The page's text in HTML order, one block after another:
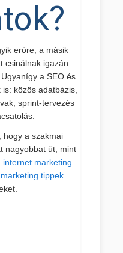
erőre, a másik
csinálnak igazán
a SEO és
közös adatbázis,
sprint-tervezés
hogy a szakmai
nagyobbat üt, mint
internet marketing
tippek